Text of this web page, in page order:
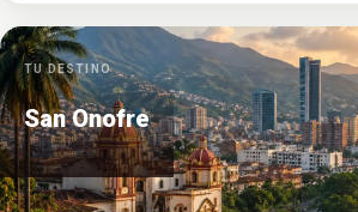
TU DESTINO
San Onofre